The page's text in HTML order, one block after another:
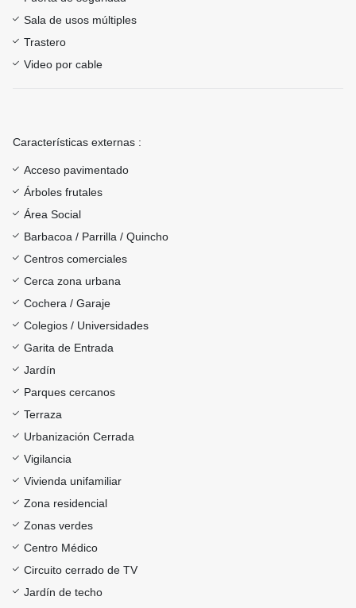
Sala de usos múltiples
Trastero
Video por cable
Características externas :
Acceso pavimentado
Árboles frutales
Área Social
Barbacoa / Parrilla / Quincho
Centros comerciales
Cerca zona urbana
Cochera / Garaje
Colegios / Universidades
Garita de Entrada
Jardín
Parques cercanos
Terraza
Urbanización Cerrada
Vigilancia
Vivienda unifamiliar
Zona residencial
Zonas verdes
Centro Médico
Circuito cerrado de TV
Jardín de techo